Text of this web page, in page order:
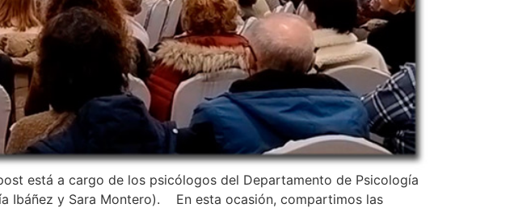
está a cargo de los psicólogos del Departamento de Psicología
Ibáñez y Sara Montero). En esta ocasión, compartimos las